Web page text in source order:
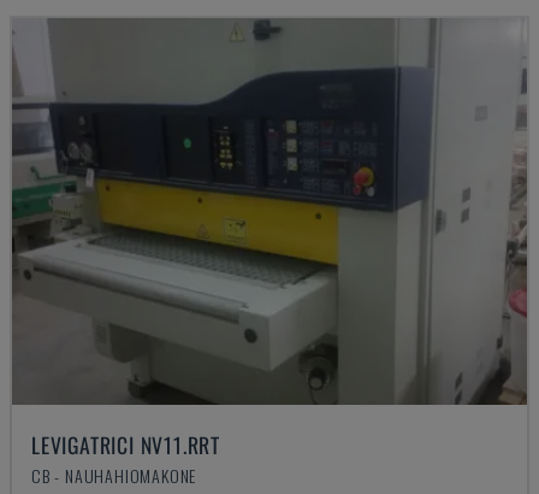
LEVIGATRICI NV11.RRT
CB - NAUHAHIOMAKONE